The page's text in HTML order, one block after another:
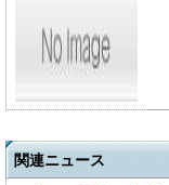
関連ニュース